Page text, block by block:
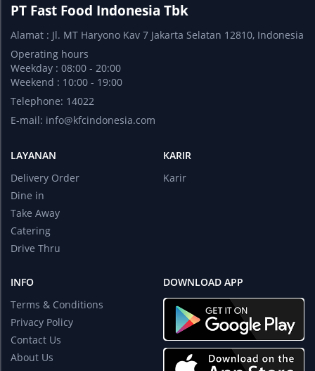
PT Fast Food Indonesia Tbk
Alamat : Jl. MT Haryono Kav 7 Jakarta Selatan 12810, Indonesia
Operating hours
Weekday : 08:00 - 20:00
Weekend : 10:00 - 19:00
Telephone: 14022
E-mail: info@kfcindonesia.com
LAYANAN
Delivery Order
Dine in
Take Away
Catering
Drive Thru
KARIR
Karir
INFO
Terms & Conditions
Privacy Policy
Contact Us
About Us
DOWNLOAD APP